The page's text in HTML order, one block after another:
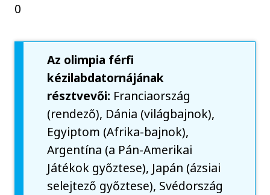
0
Az olimpia férfi
kézilabdatornájának
résztvevői: Franciaország
(rendező), Dánia (világbajnok),
Egyiptom (Afrika-bajnok),
Argentína (a Pán-Amerikai
Játékok győztese), Japán (ázsiai
selejtező győztese), Svédország